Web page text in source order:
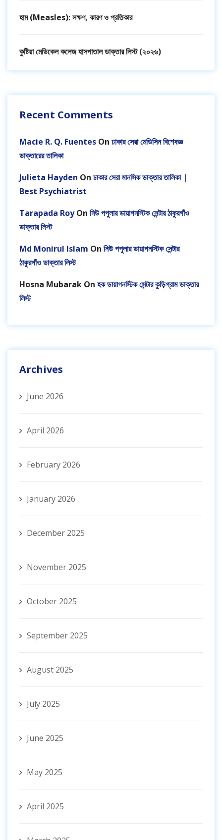
হাম (Measles): লক্ষণ, কারণ ও প্রতিকার
কুষ্টিয়া মেডিকেল কলেজ হাসপাতাল ডাক্তার লিস্ট (২০২৬)
Recent Comments
Macie R. Q. Fuentes On ঢাকার সেরা মেডিসিন বিশেষজ্ঞ
ডাক্তারের তালিকা
Julieta Hayden On ঢাকার সেরা মানসিক ডাক্তার তালিকা |
Best Psychiatrist
Tarapada RoyOn নিউ পপুলার ডায়াগনস্টিক সেন্টার ঠাকুরগাঁও
ডাক্তার লিস্ট
Md Monirul Islam On নিউ পপুলার ডায়াগনস্টিক সেন্টার
ঠাকুরগাঁও ডাক্তার লিস্ট
Hosna Mubarak On হক ডায়াগনস্টিক সেন্টার কুড়িগ্রাম ডাক্তার
লিস্ট
Archives
June 2026
April 2026
February 2026
January 2026
December 2025
November 2025
October 2025
September 2025
August 2025
July 2025
June 2025
May 2025
April 2025